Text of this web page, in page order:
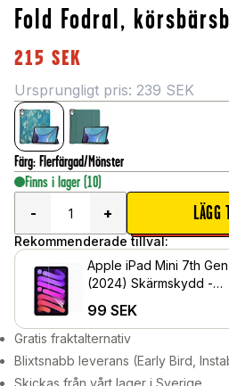
Fold Fodral,
215 SEK
Ursprungligt pris: 239 SEK
Färg: Flerfärgad/Mönster
Finns i lager (10)
-
+
Rekommenderade tillval:
Apple iPad Mini 7th Gen
(2024) Skärmskydd -
99 SEK
Gratis fraktalternativ
Blixtsnabb leverans (Early Bird,